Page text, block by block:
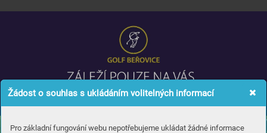
Žádost o souhlas s ukládáním volitelných informací
Pro základní fungování webu nepotřebujeme ukládat žádné informace